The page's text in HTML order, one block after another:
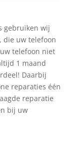
gebruiken wij
die uw telefoon
telefoon niet
1 maand
Daarbij
reparaties één
reparatie
bij uw